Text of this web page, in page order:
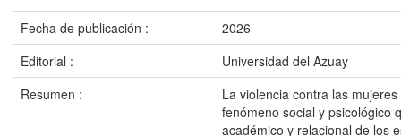
Fecha de publicación :
2026
Editorial :
Universidad del Azuay
Resumen :
La violencia contra las
fenómeno social y psicológico
académico y relacional de los